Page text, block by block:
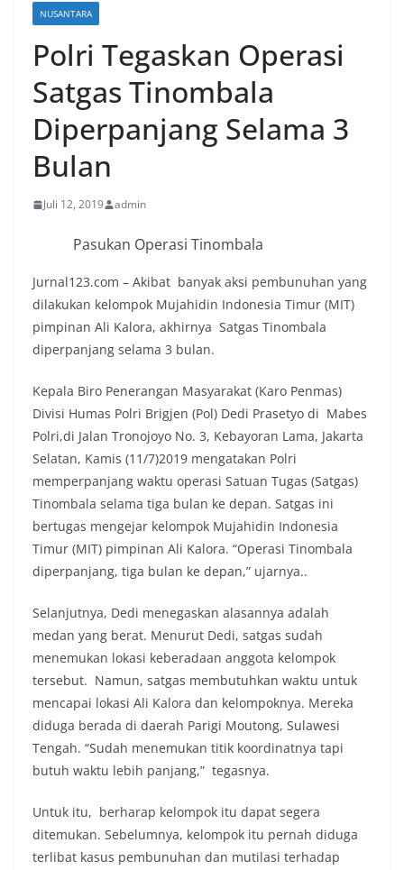
NUSANTARA
Polri Tegaskan Operasi
Satgas Tinombala
Diperpanjang Selama 3
Bulan
Juli 12, 2019 admin
Pasukan Operasi Tinombala
Jurnal123.com – Akibat banyak aksi pembunuhan yang
dilakukan kelompok Mujahidin Indonesia Timur (MIT)
pimpinan Ali Kalora, akhirnya Satgas Tinombala
diperpanjang selama 3 bulan.
Kepala Biro Penerangan Masyarakat (Karo Penmas)
Divisi Humas Polri Brigjen (Pol) Dedi Prasetyo di Mabes
Polri,di Jalan Tronojoyo No. 3, Kebayoran Lama, Jakarta
Selatan, Kamis (11/7)2019 mengatakan Polri
memperpanjang waktu operasi Satuan Tugas (Satgas)
Tinombala selama tiga bulan ke depan. Satgas ini
bertugas mengejar kelompok Mujahidin Indonesia
Timur (MIT) pimpinan Ali Kalora. “Operasi Tinombala
diperpanjang, tiga bulan ke depan,” ujarnya..
Selanjutnya, Dedi menegaskan alasannya adalah
medan yang berat. Menurut Dedi, satgas sudah
menemukan lokasi keberadaan anggota kelompok
tersebut. Namun, satgas membutuhkan waktu untuk
mencapai lokasi Ali Kalora dan kelompoknya. Mereka
diduga berada di daerah Parigi Moutong, Sulawesi
Tengah. “Sudah menemukan titik koordinatnya tapi
butuh waktu lebih panjang,” tegasnya.
Untuk itu, berharap kelompok itu dapat segera
ditemukan. Sebelumnya, kelompok itu pernah diduga
terlibat kasus pembunuhan dan mutilasi terhadap